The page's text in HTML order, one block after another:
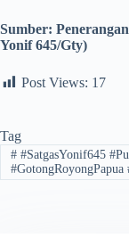
Sumber:
Yonif 645/Gty)
Post Views: 17
Tag
##SatgasYonif645
#GotongRoyongPapua